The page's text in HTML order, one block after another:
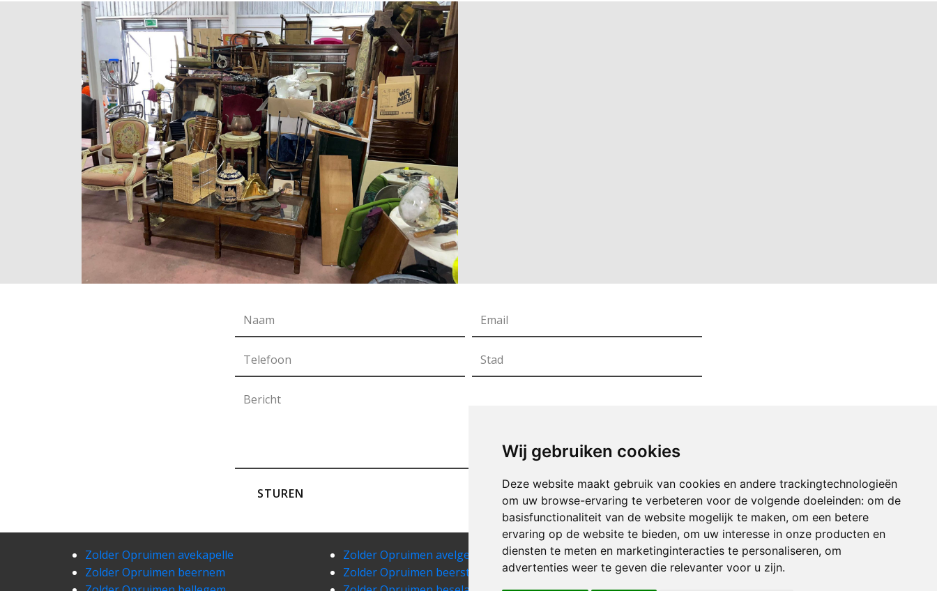
Wij gebruiken cookies
Deze website maakt gebruik van cookies en andere trackingtechnologieën
om uw browse-ervaring te verbeteren voor de volgende doeleinden: om de
basisfunctionaliteit van de website mogelijk te maken, om een betere
ervaring op de website te bieden, om uw interesse in onze producten en
diensten te meten en marketinginteracties te personaliseren, om
advertenties weer te geven die relevanter voor u zijn.
STUREN
Zolder Opruimen avekapelle Zolder Opruimen avelgem
Zolder Opruimen bavikhove
Zolder Opruimen beernem
Zolder Opruimen beerst
Zolder Opruimen bekegem